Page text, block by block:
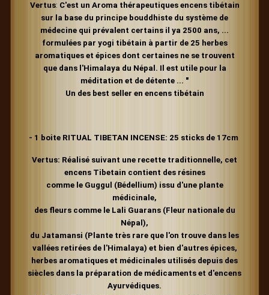
Vertus: C'est un Aroma thérapeutiquesencens tibétain
sur la base du principe bouddhiste du système de
médecine qui prévalent certains il ya 2500 ans, ...
formulées par yogi tibétain à partir de 25 herbes
aromatiques et épices dont certaines ne se trouvent
que dans l'Himalaya du Népal. Il est utile pour la
méditation et de détente ... "
Un des best seller en encens tibétain
- 1 boite RITUAL TIBETAN INCENSE: 25 sticks de 17cm
Vertus: Réalisé suivant une recette traditionnelle, cet
encens Tibetain contient des résines
comme le Guggul (Bédellium) issu d'une plante
médicinale,
des fleurs comme le Lali Guarans (Fleur nationale du
Népal),
du Jatamansi (Plante très rare que l'on trouve dans les
vallées retirées de l'Himalaya) et bien d'autres épices,
herbes aromatiques et médicinales utilisés depuis des
siècles dans la préparation de médicaments et d'encens
Ayurvédiques.